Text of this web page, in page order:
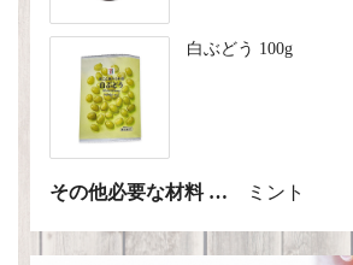
白ぶどう 100g
その他必要な材料 … ミント